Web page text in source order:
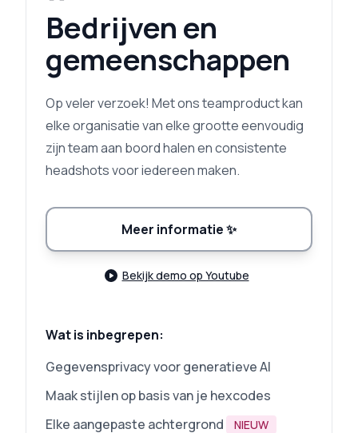
Bedrijven en
gemeenschappen
Op veler verzoek! Met ons teamproduct kan
elke organisatie van elke grootte eenvoudig
zijn team aan boord halen en consistente
headshots voor iedereen maken.
Meer informatie✨
Bekijk demo op Youtube
Wat is inbegrepen:
Gegevensprivacy voor generatieve AI
Maak stijlen op basis van je hexcodes
Elke aangepaste achtergrond
NIEUW